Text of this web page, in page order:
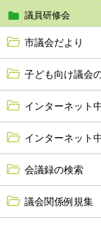
議員研修会
市議会だより
子ども向け議会
インターネット
インターネット
会議録の検索
議会関係例規集